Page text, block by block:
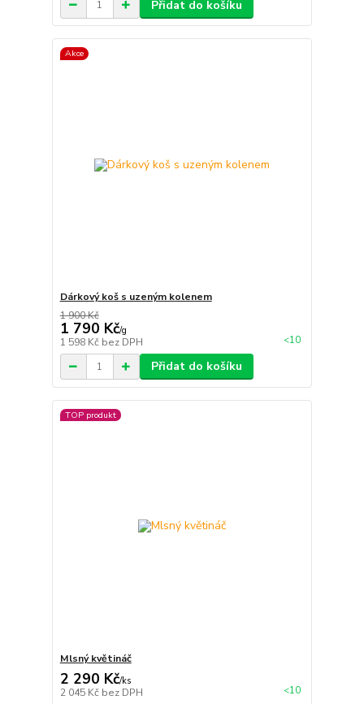
Přidat do košíku
Akce
Dárkový koš s uzeným kolenem
1 900 Kč
1 790 Kč/g
1 598 Kč bez DPH <10
Přidat do košíku
TOP produkt
Mlsný květináč
2 290 Kč/ks
2 045 Kč bez DPH <10